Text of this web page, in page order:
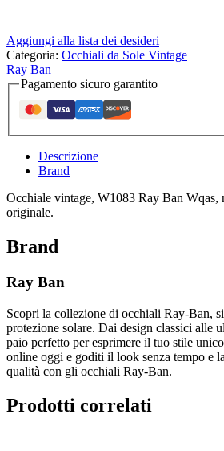
Aggiungi alla lista dei desideri
Categoria: Occhiali da Sole Vintage
Ray Ban
Pagamento sicuro garantito
Descrizione
Brand
Occhiale vintage, W1083 Ray Ban Wqas,
originale.
Brand
Ray Ban
Scopri la collezione di occhiali Ray-Ban,
protezione solare. Dai design classici alle
paio perfetto per esprimere il tuo stile
online oggi e goditi il look senza tempo e
qualità con gli occhiali Ray-Ban.
Prodotti correlati